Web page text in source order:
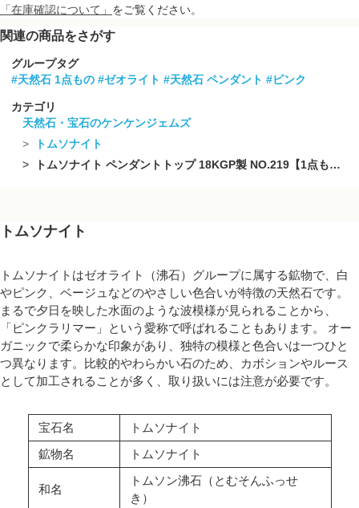
「在庫確認について」 をご覧ください。
関連の商品をさがす
グループタグ
#天然石 1点もの #ゼオライト #天然石 ペンダント #ピンク
カテゴリ
天然石・宝石のケンケンジェムズ
トムソナイト
トムソナイト ペンダントトップ 18KGP製 NO.219【1点もの】
トムソナイト
トムソナイトはゼオライト（沸石）グループに属する鉱物で、白
やピンク、ベージュなどのやさしい色合いが特徴の天然石です。
まるで夕日を映した水面のような波模様が見られることから、
「ピンクラリマー」という愛称で呼ばれることもあります。 オー
ガニックで柔らかな印象があり、独特の模様と色合いは一つひと
つ異なります。比較的やわらかい石のため、カボションやルース
として加工されることが多く、取り扱いには注意が必要です。
宝石名
トムソナイト
鉱物名
トムソナイト
和名
トムソン沸石（とむそんふっせ
き）